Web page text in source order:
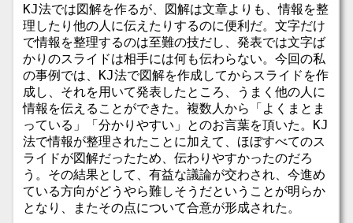
KJ法では図解を作るが、図解は文章よりも、情報を整
理したり他の人に伝えたりするのに便利だ。文字だけ
で情報を整理するのは至難の技だし、発表では文字ば
かりのスライドは相手には何も伝わらない。今回の私
の事例では、KJ法で図解を作成してからスライドを作
成し、それを用いて発表したところ、うまく他の人に
情報を伝えることができた。複数人から「よくまとま
っている」「分かりやすい」とのお言葉を頂いた。KJ
法で情報が整理されたことに加えて、ほぼすべてのス
ライドが図解だったため、伝わりやすかったのだろ
う。その結果として、有益な議論が交わされ、今進め
ている方向がどうやら難しそうだということが明らか
となり、またその点について合意が形成された。